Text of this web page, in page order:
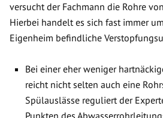
versucht der Fachmann die Rohre
Hierbei handelt es sich fast immer
Eigenheim befindliche
Bei einer eher weniger
reicht nicht selten auch eine
Spülauslässe reguliert der